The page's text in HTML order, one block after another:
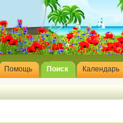
Помощь Поиск Календарь